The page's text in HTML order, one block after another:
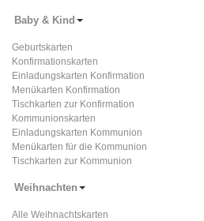
Baby & Kind
Geburtskarten
Konfirmationskarten
Einladungskarten Konfirmation
Menükarten Konfirmation
Tischkarten zur Konfirmation
Kommunionskarten
Einladungskarten Kommunion
Menükarten für die Kommunion
Tischkarten zur Kommunion
Weihnachten
Alle Weihnachtskarten